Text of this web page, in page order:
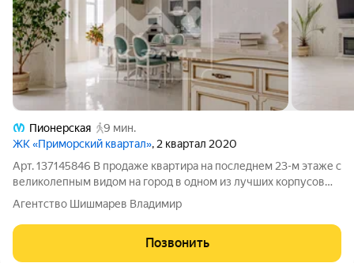
Пионерская
9 мин.
ЖК «Приморский квартал», 2 квартал 2020
Арт. 137145846 В продаже квартира на последнем 23-м этаже с
великолепным видом на город в одном из лучших корпусов
ЖК Приморский квартал! В квартире очень светло и объемно
благодаря большим окнам и западной стороне! Стильный и
современный интерьер,
Агентство Шишмарев Владимир
Позвонить